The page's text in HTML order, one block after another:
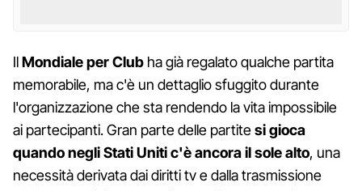
IlMondiale per Club ha già regalato qualche partita
memorabile, ma c'è un dettaglio sfuggito durante
l'organizzazione che sta rendendo la vita impossibile
ai partecipanti. Gran parte delle partitesi gioca
quando negli Stati Uniti c'è ancora il sole alto, una
necessità derivata dai diritti tv e dalla trasmissione